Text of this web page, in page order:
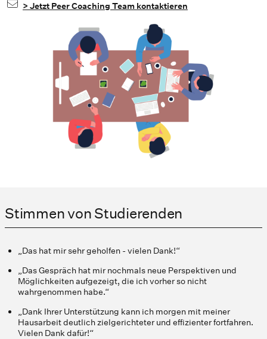
> Jetzt Peer Coaching Team kontaktieren
Stimmen von Studierenden
„Das hat mir sehr geholfen - vielen Dank!“
„Das Gespräch hat mir nochmals neue Perspektiven und
Möglichkeiten aufgezeigt, die ich vorher so nicht
wahrgenommen habe.“
„Dank Ihrer Unterstützung kann ich morgen mit meiner
Hausarbeit deutlich zielgerichteter und effizienter fortfahren.
Vielen Dank dafür!“